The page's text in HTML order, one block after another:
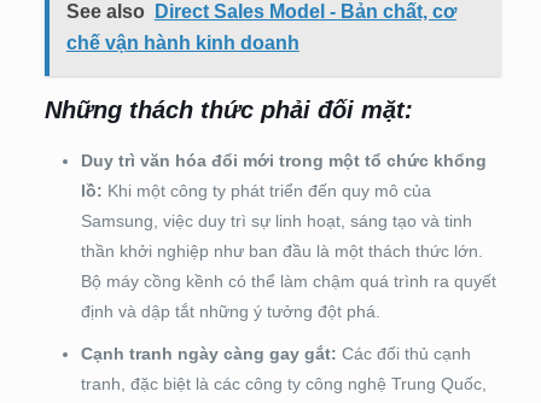
See also
Direct Sales Model - Bản chất, cơ
chế vận hành kinh doanh
Những thách thức phải đối mặt:
Duy trì văn hóa đổi mới trong một tổ chức khổng
lồ: Khi một công ty phát triển đến quy mô của
Samsung, việc duy trì sự linh hoạt, sáng tạo và tinh
thần khởi nghiệp như ban đầu là một thách thức lớn.
Bộ máy cồng kềnh có thể làm chậm quá trình ra quyết
định và dập tắt những ý tưởng đột phá.
Cạnh tranh ngày càng gay gắt: Các đối thủ cạnh
tranh, đặc biệt là các công ty công nghệ Trung Quốc,